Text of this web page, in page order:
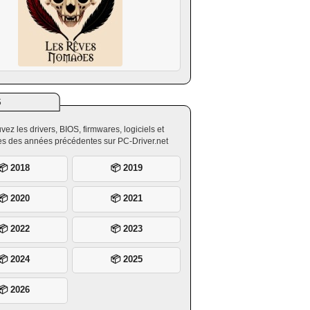
les drivers, BIOS, firmwares, logiciels et
des années précédentes sur PC-Driver.net
2018 📦 2019
2020 📦 2021
2022 📦 2023
2024 📦 2025
2026